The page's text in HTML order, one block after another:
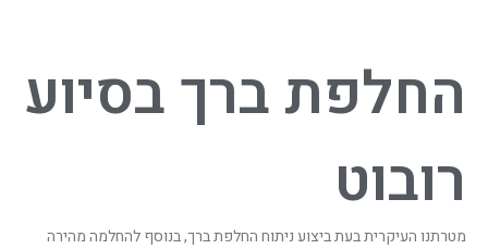
החלפת ברך בסיוע
רובוט
מטרתנו העיקרית בעת ביצוע ניתוח החלפת ברך, בנוסף להחלמה מהירה